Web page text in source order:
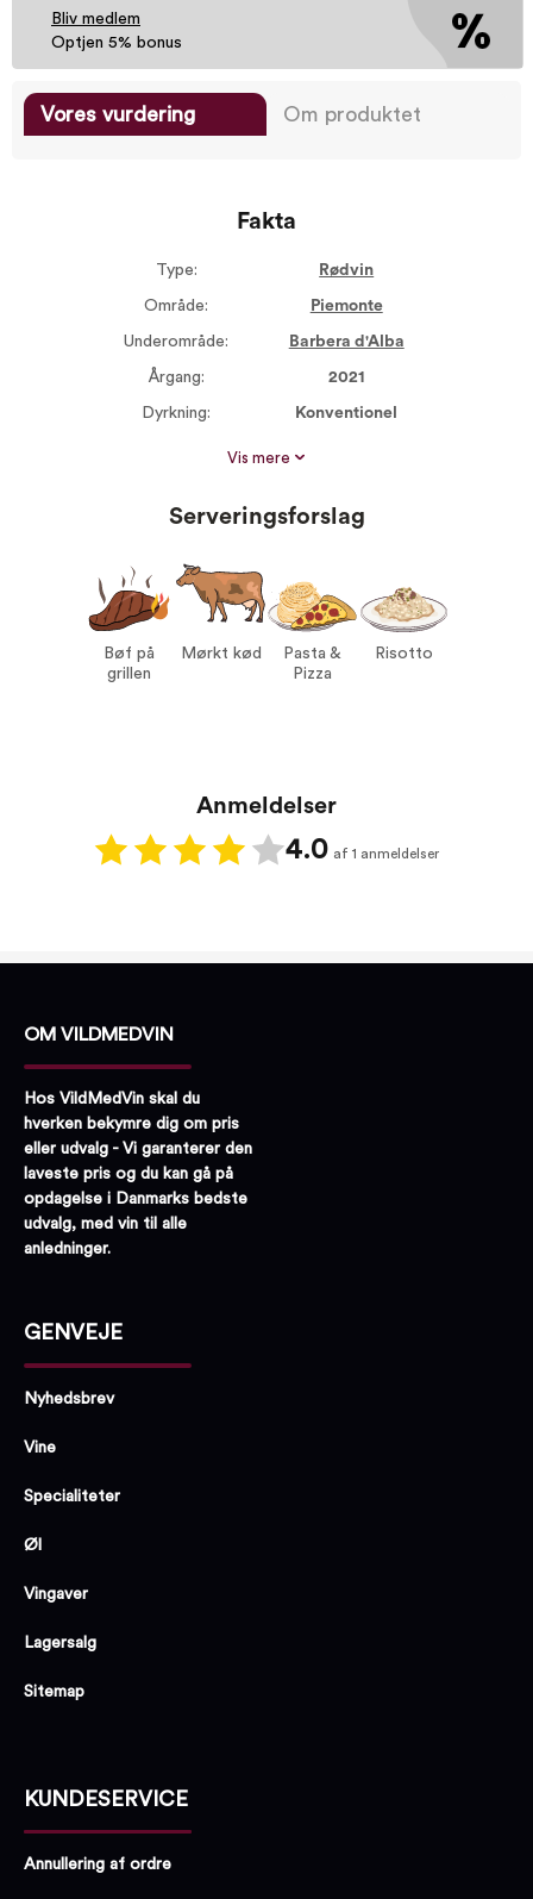
Bliv medlem
Optjen 5% bonus
Vores vurdering Om produktet
Fakta
Type: Rødvin
Område: Piemonte
Underområde: Barbera d'Alba
Årgang: 2021
Dyrkning: Konventionel
Proptype: Kork
Vin til:
Bøf på grillen
Mørkt kød
Pasta & Pizza
Risotto
Vis mere
Serveringsforslag
Bøf på
grillen
Mørkt kød
Pasta &
Pizza
Risotto
Anmeldelser
4.0 af 1 anmeldelser
OM VILDMEDVIN
Hos VildMedVin skal du
hverken bekymre dig om pris
eller udvalg - Vi garanterer den
laveste pris og du kan gå på
opdagelse i Danmarks bedste
udvalg, med vin til alle
anledninger.
GENVEJE
Nyhedsbrev
Vine
Specialiteter
Øl
Vingaver
Lagersalg
Sitemap
KUNDESERVICE
Annullering af ordre